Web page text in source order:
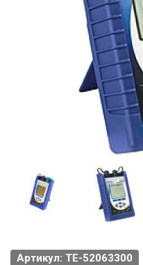
Артикул: TE-52063300